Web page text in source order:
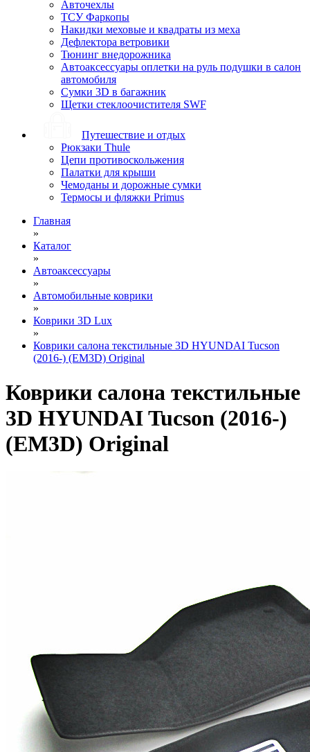
Авточехлы
ТСУ Фаркопы
Накидки меховые и квадраты из меха
Дефлектора ветровики
Тюнинг внедорожника
Автоаксессуары оплетки на руль подушки в салон
автомобиля
Сумки 3D в багажник
Щетки стеклоочистителя SWF
Путешествие и отдых
Рюкзаки Thule
Цепи противоскольжения
Палатки для крыши
Чемоданы и дорожные сумки
Термосы и фляжки Primus
Главная
»
Каталог
»
Автоаксессуары
»
Автомобильные коврики
»
Коврики 3D Lux
»
Коврики салона текстильные 3D HYUNDAI Tucson
(2016-) (EM3D) Original
Коврики салона текстильные
3D HYUNDAI Tucson (2016-)
(EM3D) Original